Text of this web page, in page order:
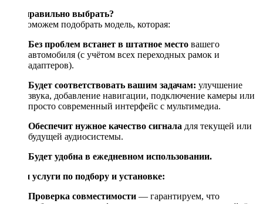
Как правильно выбрать?
Мы поможем подобрать модель, которая:
Без проблем встанет в штатное место вашего
автомобиля (с учётом всех переходных рамок и
адаптеров).
Будет соответствовать вашим задачам: улучшение
звука, добавление навигации, подключение камеры или
просто современный интерфейс с мультимедиа.
Обеспечит нужное качество сигнала для текущей или
будущей аудиосистемы.
Будет удобна в ежедневном использовании.
Наши услуги по подбору и установке:
Проверка совместимости — гарантируем, что